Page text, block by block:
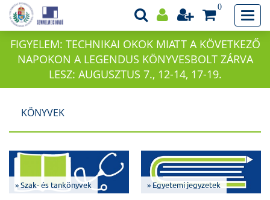
0
FIGYELEM: TECHNIKAI OKOK MIATT A KÖVETKEZŐ
NAPOKON A LEGENDUS KÖNYVESBOLT ZÁRVA
LESZ: AUGUSZTUS 7., 12-14, 17-19.
KÖNYVEK
» Szak- és tankönyvek » Egyetemi jegyzetek